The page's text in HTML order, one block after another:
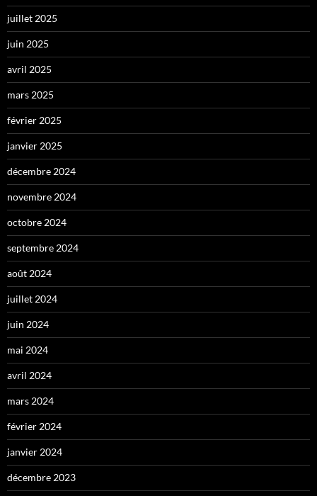
juillet 2025
juin 2025
avril 2025
mars 2025
février 2025
janvier 2025
décembre 2024
novembre 2024
octobre 2024
septembre 2024
août 2024
juillet 2024
juin 2024
mai 2024
avril 2024
mars 2024
février 2024
janvier 2024
décembre 2023